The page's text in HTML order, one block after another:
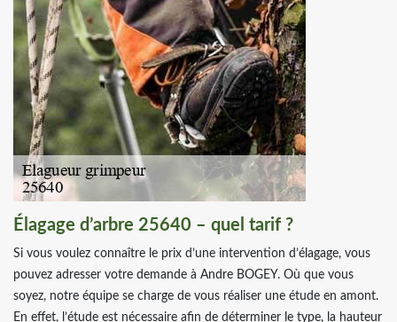
Élagage d’arbre 25640 – quel tarif ?
Si vous voulez connaître le prix d’une intervention d’élagage, vous
pouvez adresser votre demande à Andre BOGEY. Où que vous
soyez, notre équipe se charge de vous réaliser une étude en amont.
En effet, l’étude est nécessaire afin de déterminer le type, la hauteur